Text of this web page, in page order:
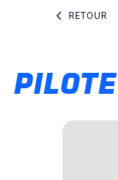
RETOUR
PILOTE